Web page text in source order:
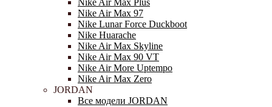
Nike Air Max Plus
Nike Air Max 97
Nike Lunar Force Duckboot
Nike Huarache
Nike Air Max Skyline
Nike Air Max 90 VT
Nike Air More Uptempo
Nike Air Max Zero
JORDAN
Все модели JORDAN